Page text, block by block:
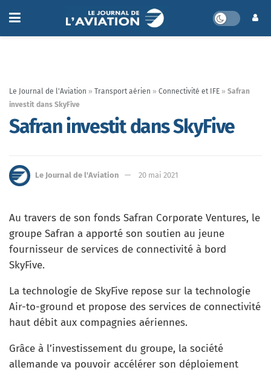
Le Journal de l'Aviation » Transport aérien » Connectivité et IFE » Safran
investit dans SkyFive
Safran investit dans SkyFive
Le Journal de l'Aviation 20 mai 2021
Au travers de son fonds Safran Corporate Ventures, le
groupe Safran a apporté son soutien au jeune
fournisseur de services de connectivité à bord
SkyFive.
La technologie de SkyFive repose sur la technologie
Air-to-ground et propose des services de connectivité
haut débit aux compagnies aériennes.
Grâce à l’investissement du groupe, la société
allemande va pouvoir accélérer son déploiement